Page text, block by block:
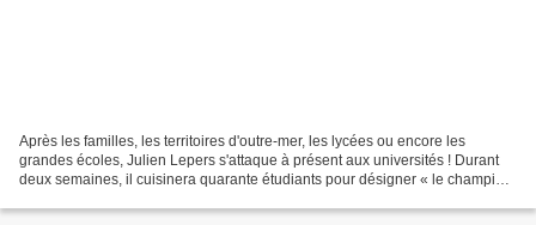
Après les familles, les territoires d'outre-mer, les lycées ou encore les
grandes écoles, Julien Lepers s'attaque à présent aux universités ! Durant
deux semaines, il cuisinera quarante étudiants pour désigner « le champion